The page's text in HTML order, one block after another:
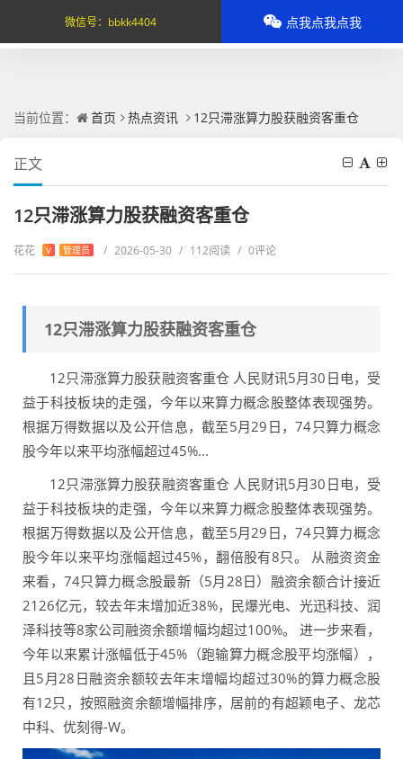
当前位置： 首页 热点资讯 12只滞涨算力股获融资客重仓
正文
12只滞涨算力股获融资客重仓
花花 V 管理员 / 2026-05-30 / 112阅读 / 0评论
12只滞涨算力股获融资客重仓
12只滞涨算力股获融资客重仓 人民财讯5月30日电，受
益于科技板块的走强，今年以来算力概念股整体表现强势。
根据万得数据以及公开信息，截至5月29日，74只算力概念
股今年以来平均涨幅超过45%...
12只滞涨算力股获融资客重仓 人民财讯5月30日电，受
益于科技板块的走强，今年以来算力概念股整体表现强势。
根据万得数据以及公开信息，截至5月29日，74只算力概念
股今年以来平均涨幅超过45%，翻倍股有8只。 从融资资金
来看，74只算力概念股最新（5月28日）融资余额合计接近
2126亿元，较去年末增加近38%，民爆光电、光迅科技、润
泽科技等8家公司融资余额增幅均超过100%。 进一步来看，
今年以来累计涨幅低于45%（跑输算力概念股平均涨幅），
且5月28日融资余额较去年末增幅均超过30%的算力概念股
有12只，按照融资余额增幅排序，居前的有超颖电子、龙芯
中科、优刻得-W。
微信号： bbkk4404 点我点我点我